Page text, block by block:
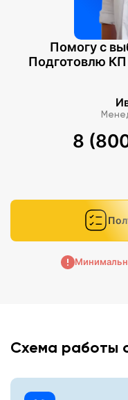
Помогу с
Подготовлю
8
Схема работы